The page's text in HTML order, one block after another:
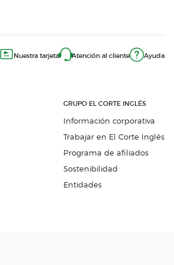
Nuestra tarjeta Atención al cliente Ayuda
GRUPO EL CORTE INGLÉS
Información corporativa
Trabajar en El Corte Inglés
Programa de afiliados
Sostenibilidad
Entidades